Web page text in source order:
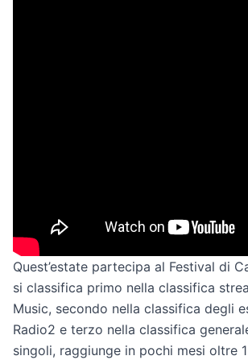
Quest’estate partecipa al Festival di
si classifica primo nella classifica
Music, secondo nella classifica degli
Radio2 e terzo nella classifica
singoli, raggiunge in pochi mesi oltre